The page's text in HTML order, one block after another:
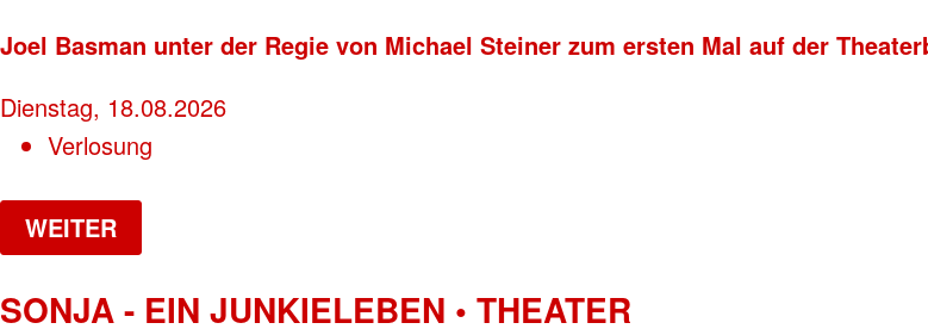
Joel Basman unter der Regie von Michael Steiner zum ersten Mal auf der
Dienstag, 18.08.2026
Verlosung
WEITER
SONJA - EIN JUNKIELEBEN • THEATER